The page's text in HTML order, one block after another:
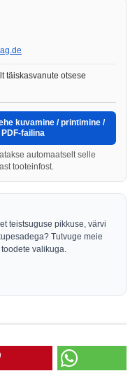
täiskasvanute otsese
kuvamine / printimine /
failina
automaatselt selle
tooteinfost.
teistsuguse pikkuse, värvi
Tutvuge meie
valikuga.